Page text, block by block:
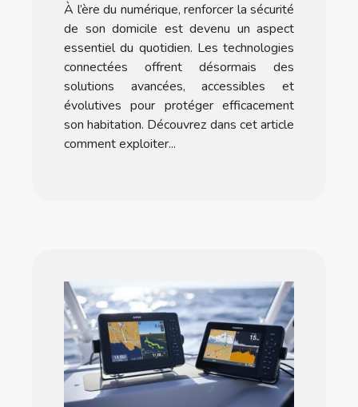
connectée
À l’ère du numérique, renforcer la sécurité
de son domicile est devenu un aspect
essentiel du quotidien. Les technologies
connectées offrent désormais des
solutions avancées, accessibles et
évolutives pour protéger efficacement
son habitation. Découvrez dans cet article
comment exploiter...